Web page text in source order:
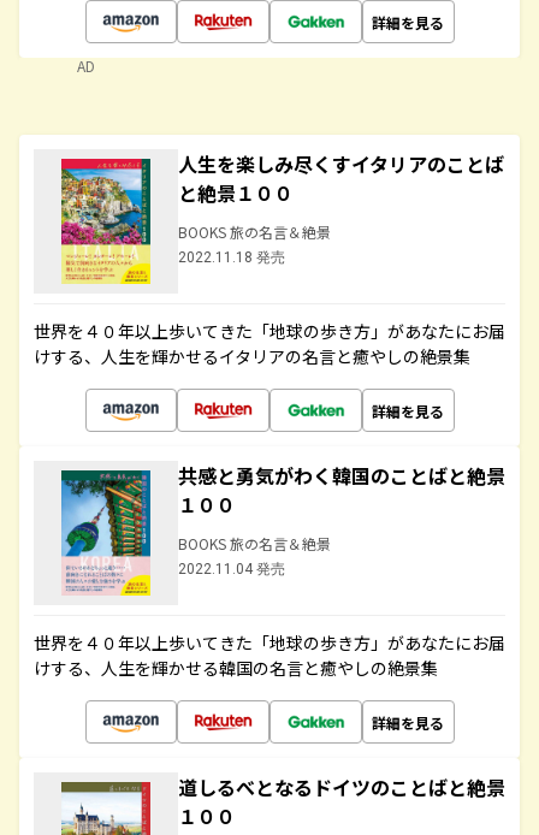
詳細を見る
AD
人生を楽しみ尽くすイタリアのことば
と絶景１００
BOOKS 旅の名言＆絶景
2022.11.18 発売
世界を４０年以上歩いてきた「地球の歩き方」があなたにお届
けする、人生を輝かせるイタリアの名言と癒やしの絶景集
詳細を見る
共感と勇気がわく韓国のことばと絶景
１００
BOOKS 旅の名言＆絶景
2022.11.04 発売
世界を４０年以上歩いてきた「地球の歩き方」があなたにお届
けする、人生を輝かせる韓国の名言と癒やしの絶景集
詳細を見る
道しるべとなるドイツのことばと絶景
１００